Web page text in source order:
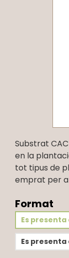
Substrat
en la
tot tipus de
emprat per a
Format
Es presenta
Es presenta